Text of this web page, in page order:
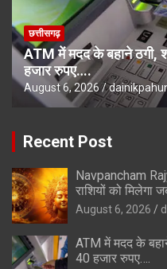
छत्तीसगढ़
ATM में मदद के बहाने ठगी,
हजार रुपए….
August 6, 2026
Recent Post
Navpancham
राशियों को मिलेगा
August 6, 2026
ATM में मदद के
40 हजार रुपए….